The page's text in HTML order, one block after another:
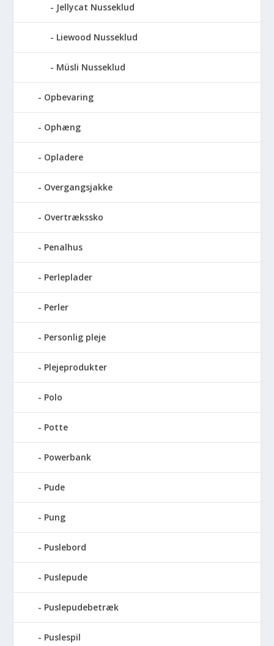
Jellycat Nusseklud
Liewood Nusseklud
Müsli Nusseklud
Opbevaring
Ophæng
Opladere
Overgangsjakke
Overtrækssko
Penalhus
Perleplader
Perler
Personlig pleje
Plejeprodukter
Polo
Potte
Powerbank
Pude
Pung
Puslebord
Puslepude
Puslepudebetræk
Puslespil